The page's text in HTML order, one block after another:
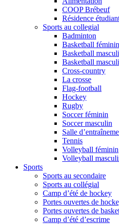
COOP Brébeuf
Résidence
Sports au collegial
Badminton
Basketball féminin
Basketball
Basketball
Cross-country
La crosse
Flag-football
Hockey
Rugby
Soccer féminin
Soccer masculin
Salle
Tennis
Volleyball féminin
Volleyball
Sports
Sports au secondaire
Sports au collégial
Camp d’été de hockey
Portes ouvertes de
Portes ouvertes de
Camp d’été d’escrime